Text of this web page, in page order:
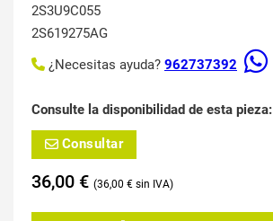
2S3U9C055
2S619275AG
¿Necesitas ayuda? 962737392
Consulte la disponibilidad de esta pieza:
Consultar
36,00 € 36,00 €